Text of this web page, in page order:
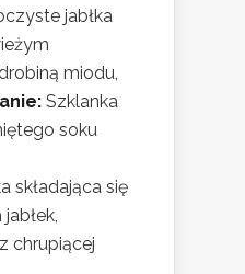
jabłka
miodu,
Szklanka
soku
składająca się
chrupiącej